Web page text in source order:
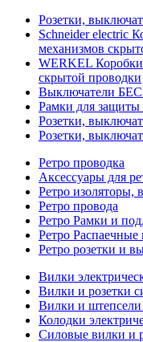
Розетки,
Schneider electric
механизмов
WERKEL Коробки
скрытой проводки
Выключатели
Рамки для защиты
Розетки,
Розетки,
Ретро проводка
Аксессуары для
Ретро изоляторы,
Ретро провода
Ретро Рамки и
Ретро Распаечные
Ретро розетки и
Вилки
Вилки и розетки
Вилки и
Колодки
Силовые вилки и